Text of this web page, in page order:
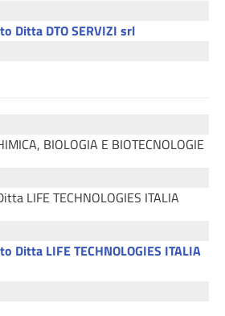
Ditta DTO SERVIZI srl
BIOLOGIA E BIOTECNOLOGIE
LIFE TECHNOLOGIES ITALIA
LIFE TECHNOLOGIES ITALIA